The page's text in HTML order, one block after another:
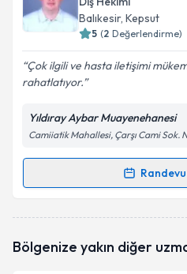
Balıkesir, Kepsut
5 (2 Değerlendirme)
Çok ilgili ve hasta iletişimi
rahatlatıyor.
Yıldıray Aybar Muayenehanesi
Camiiatik Mahallesi, Çarşı Cami Sok.
Randevu Takvimi
oluşturun. Size bu
Bölgenize yakın diğer